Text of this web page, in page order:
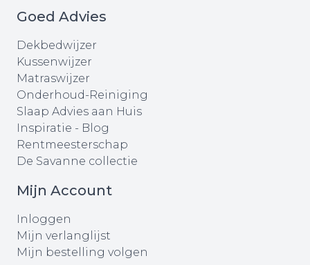
Goed Advies
Dekbedwijzer
Kussenwijzer
Matraswijzer
Onderhoud-Reiniging
Slaap Advies aan Huis
Inspiratie - Blog
Rentmeesterschap
De Savanne collectie
Mijn Account
Inloggen
Mijn verlanglijst
Mijn bestelling volgen